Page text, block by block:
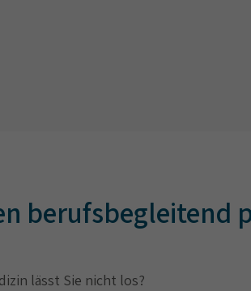
berufsbegleitend
lässt Sie nicht los?